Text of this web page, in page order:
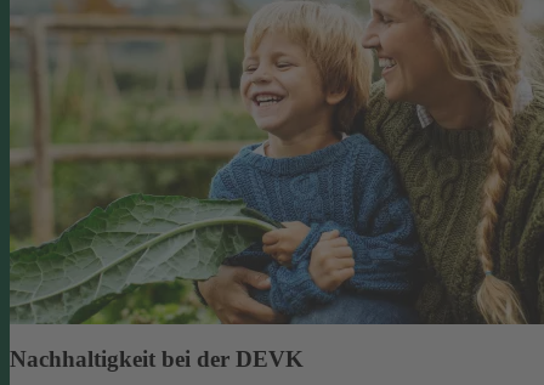
Nachhaltigkeit bei der DEVK